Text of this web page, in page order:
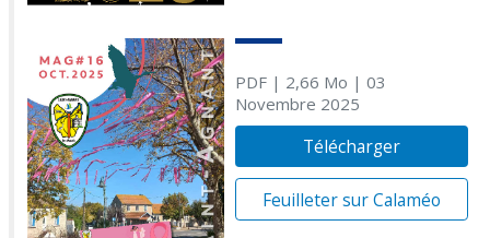
PDF| 2,66 Mo | 03
Novembre 2025
Télécharger
Feuilleter sur Calaméo